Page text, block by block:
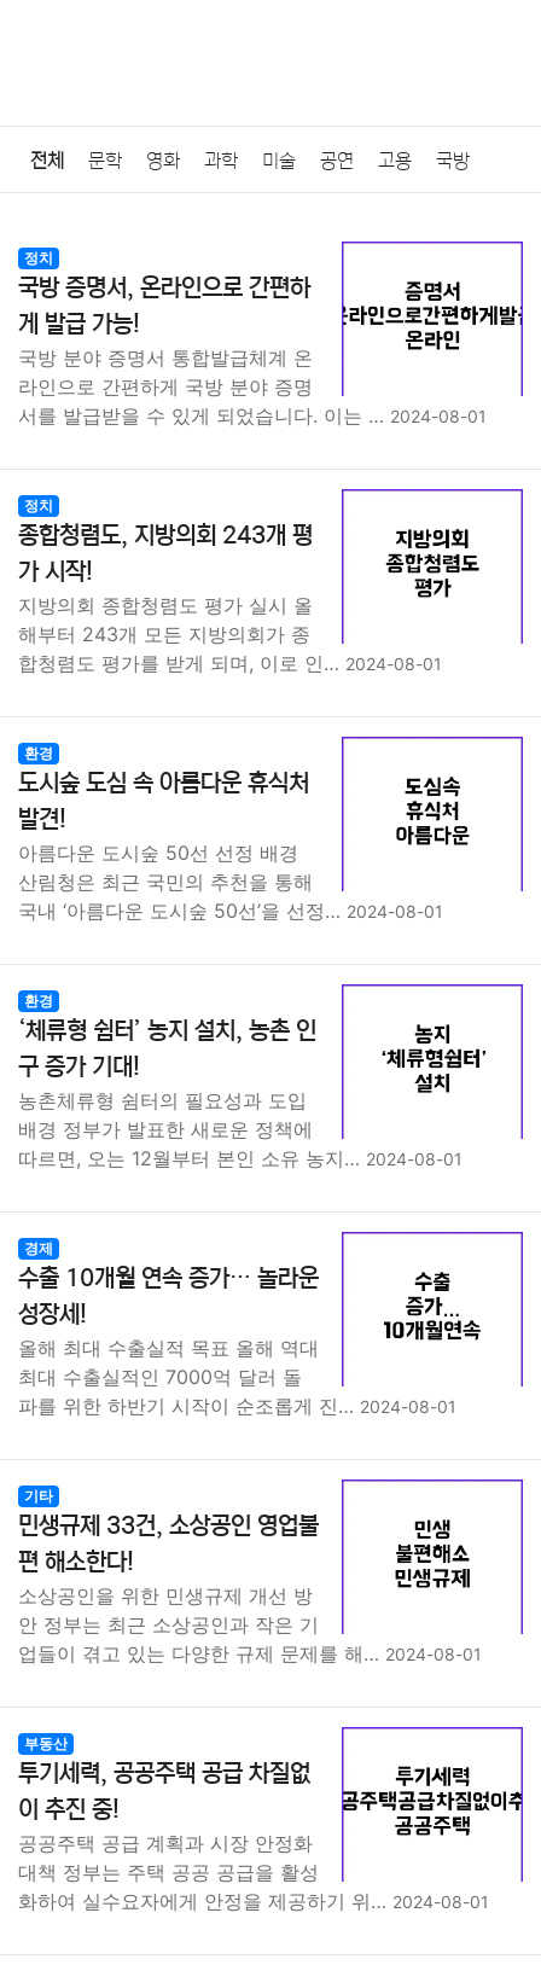
전체 문학 영화 과학 미술 공연 고용 국방
질병 가요 방송 일상 주식 블록체인
결혼 육아 반려동물 패션 미용
요리 상품리뷰 원예 금융 게임 스포츠 사진
대출 IT 컴퓨터 기술
종교 사회 경제 마케팅
부동산 외국어 교육 교통 생활
정치
국방 증명서, 온라인으로 간편하
게 발급 가능!
국방 분야 증명서 통합발급체계 온
라인으로 간편하게 국방 분야 증명
서를 발급받을 수 있게 되었습니다. 이는 … 2024-08-01
정치
종합청렴도, 지방의회 243개 평
가 시작!
지방의회 종합청렴도 평가 실시 올
해부터 243개 모든 지방의회가 종
합청렴도 평가를 받게 되며, 이로 인… 2024-08-01
환경
도시숲 도심 속 아름다운 휴식처
발견!
아름다운 도시숲 50선 선정 배경
산림청은 최근 국민의 추천을 통해
국내 ‘아름다운 도시숲 50선’을 선정… 2024-08-01
환경
‘체류형 쉼터’ 농지 설치, 농촌 인
구 증가 기대!
농촌체류형 쉼터의 필요성과 도입
배경 정부가 발표한 새로운 정책에
따르면, 오는 12월부터 본인 소유 농지… 2024-08-01
경제
수출 10개월 연속 증가… 놀라운
성장세!
올해 최대 수출실적 목표 올해 역대
최대 수출실적인 7000억 달러 돌
파를 위한 하반기 시작이 순조롭게 진… 2024-08-01
기타
민생규제 33건, 소상공인 영업불
편 해소한다!
소상공인을 위한 민생규제 개선 방
안 정부는 최근 소상공인과 작은 기
업들이 겪고 있는 다양한 규제 문제를 해… 2024-08-01
부동산
투기세력, 공공주택 공급 차질없
이 추진 중!
공공주택 공급 계획과 시장 안정화
대책 정부는 주택 공공 공급을 활성
화하여 실수요자에게 안정을 제공하기 위… 2024-08-01